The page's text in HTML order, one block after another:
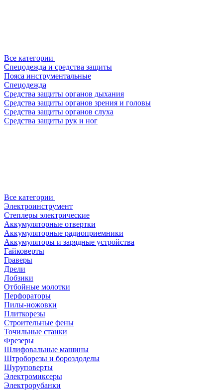
Все категории
Спецодежда и средства защиты
Пояса инструментальные
Спецодежда
Средства защиты органов дыхания
Средства защиты органов зрения и головы
Средства защиты органов слуха
Средства защиты рук и ног
Все категории
Электроинструмент
Степлеры электрические
Аккумуляторные отвертки
Аккумуляторные радиоприемники
Аккумуляторы и зарядные устройства
Гайковерты
Граверы
Дрели
Лобзики
Отбойные молотки
Перфораторы
Пилы-ножовки
Плиткорезы
Строительные фены
Точильные станки
Фрезеры
Шлифовальные машины
Штроборезы и бороздоделы
Шуруповерты
Электромиксеры
Электрорубанки